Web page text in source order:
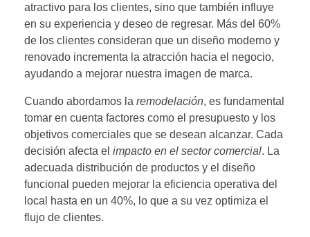
atractivo para los clientes, sino que también influye
en su experiencia y deseo de regresar. Más del 60%
de los clientes consideran que un diseño moderno y
renovado incrementa la atracción hacia el negocio,
ayudando a mejorar nuestra imagen de marca.
Cuando abordamos la remodelación, es fundamental
tomar en cuenta factores como el presupuesto y los
objetivos comerciales que se desean alcanzar. Cada
decisión afecta el impacto en el sector comercial. La
adecuada distribución de productos y el diseño
funcional pueden mejorar la eficiencia operativa del
local hasta en un 40%, lo que a su vez optimiza el
flujo de clientes.